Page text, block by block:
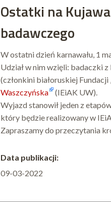
Ostatki na
badawczego
W ostatni dzień karnawału, 1
Udział w nim wzięli: badaczki
(członkini białoruskiej
Waszczyńska
(IEiAK UW).
Wyjazd stanowił jeden z
który będzie realizowany w
Zapraszamy do przeczytania
Data publikacji:
09-03-2022